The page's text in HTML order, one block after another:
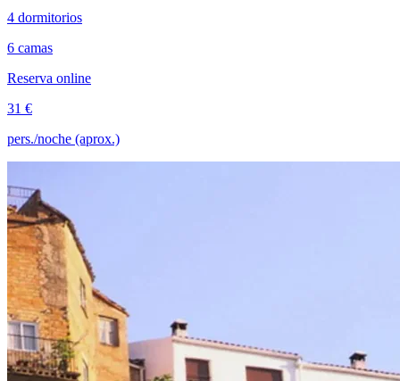
4 dormitorios
6 camas
Reserva online
31 €
pers./noche (aprox.)